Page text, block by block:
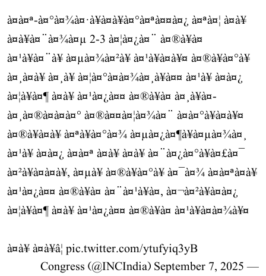
à¤à¤ª-à¤°à¤¾à¤·à¥à¤à¥à¤°à¤ªà¤¤à¤¿ à¤ªà¤¦ à¤à¥
à¤à¥à¤¨à¤¾à¤µ 2-3 à¤¦à¤¿à¤¨ à¤®à¥à¤
à¤¹à¥à¤¨à¥ à¤µà¤¾à¤²à¥ à¤¹à¥à¤à¥¤ à¤®à¥à¤°à¥
à¤¸à¤­à¥ à¤¸à¥ à¤¦à¤°à¤à¤¾à¤¸à¥à¤¤ à¤¹à¥ à¤à¤¿
à¤¦à¥à¤¶ à¤à¥ à¤¹à¤¿à¤¤ à¤®à¥à¤ à¤¸à¥à¤-
à¤¸à¤®à¤à¤à¤° à¤®à¤¤à¤¦à¤¾à¤¨ à¤à¤°à¥à¤à¥¤
à¤®à¥à¤à¥ à¤ªà¥à¤°à¤¾ à¤µà¤¿à¤¶à¥à¤µà¤¾à¤¸
à¤¹à¥ à¤à¤¿ à¤à¤ª à¤à¥ à¤­à¥ à¤¨à¤¿à¤°à¥à¤£à¤¯
à¤²à¥à¤à¤à¥, à¤µà¥ à¤®à¥à¤°à¥ à¤¯à¤¾ à¤à¤ªà¤à¥
à¤¹à¤¿à¤¤ à¤®à¥à¤ à¤¨à¤¹à¥à¤, à¤¬à¤²à¥à¤à¤¿
à¤¦à¥à¤¶ à¤à¥ à¤¹à¤¿à¤¤ à¤®à¥à¤ à¤¹à¥à¤à¤¾à¥¤
à¤à¥ à¤­à¥â¦ pic.twitter.com/ytufyiq3yB
— Congress (@INCIndia)
September 7, 2025